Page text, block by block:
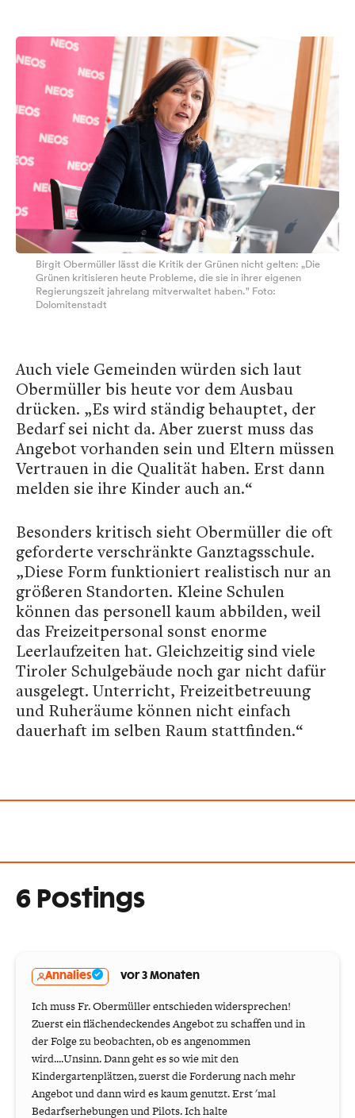
Birgit Obermüller lässt die Kritik der Grünen nicht gelten: „Die
Grünen kritisieren heute Probleme, die sie in ihrer eigenen
Regierungszeit jahrelang mitverwaltet haben." Foto:
Dolomitenstadt
Auch viele Gemeinden würden sich laut
Obermüller bis heute vor dem Ausbau
drücken. „Es wird ständig behauptet, der
Bedarf sei nicht da. Aber zuerst muss das
Angebot vorhanden sein und Eltern müssen
Vertrauen in die Qualität haben. Erst dann
melden sie ihre Kinder auch an.“
Besonders kritisch sieht Obermüller die oft
geforderte verschränkte Ganztagsschule.
„Diese Form funktioniert realistisch nur an
größeren Standorten. Kleine Schulen
können das personell kaum abbilden, weil
das Freizeitpersonal sonst enorme
Leerlaufzeiten hat. Gleichzeitig sind viele
Tiroler Schulgebäude noch gar nicht dafür
ausgelegt. Unterricht, Freizeitbetreuung
und Ruheräume können nicht einfach
dauerhaft im selben Raum stattfinden.“
6 Postings
Annalies vor 3 Monaten
Ich muss Fr. Obermüller entschieden widersprechen!
Zuerst ein flächendeckendes Angebot zu schaffen und in
der Folge zu beobachten, ob es angenommen
wird....Unsinn. Dann geht es so wie mit den
Kindergartenplätzen, zuerst die Forderung nach mehr
Angebot und dann wird es kaum genutzt. Erst 'mal
Bedarfserhebungen und Pilots. Ich halte